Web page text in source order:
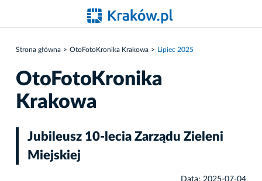
Strona główna OtoFotoKronika Krakowa Lipiec 2025
OtoFotoKronika
Krakowa
Jubileusz 10-lecia Zarządu Zieleni
Miejskiej
Data: 2025-07-04